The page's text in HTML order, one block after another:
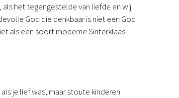
het tegengestelde van liefde en wij
God die denkbaar is niet een God
als een soort moderne Sinterklaas
je lief was, maar stoute kinderen
Onze visie
Geschiedenis
Actueel